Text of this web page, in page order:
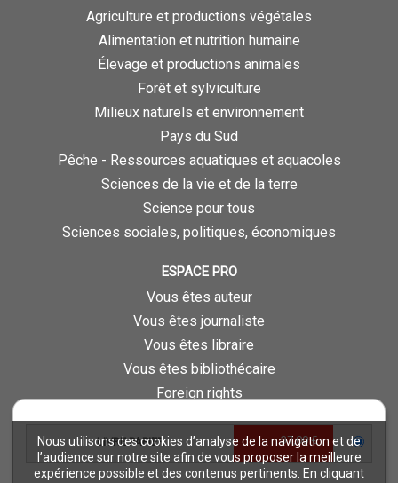
Nous utilisons des cookies d’analyse de la navigation et de
l’audience sur notre site afin de vous proposer la meilleure
expérience possible et des contenus pertinents. En cliquant
LIVRE PAPIER 37,00 €
Agriculture et productions végétales
Alimentation et nutrition humaine
Élevage et productions animales
Forêt et sylviculture
Milieux naturels et environnement
Pays du Sud
Pêche - Ressources aquatiques et aquacoles
Sciences de la vie et de la terre
Science pour tous
Sciences sociales, politiques, économiques
ESPACE PRO
Vous êtes auteur
Vous êtes journaliste
Vous êtes libraire
Vous êtes bibliothécaire
Foreign rights
NOTRE SITE
Quae © 2018